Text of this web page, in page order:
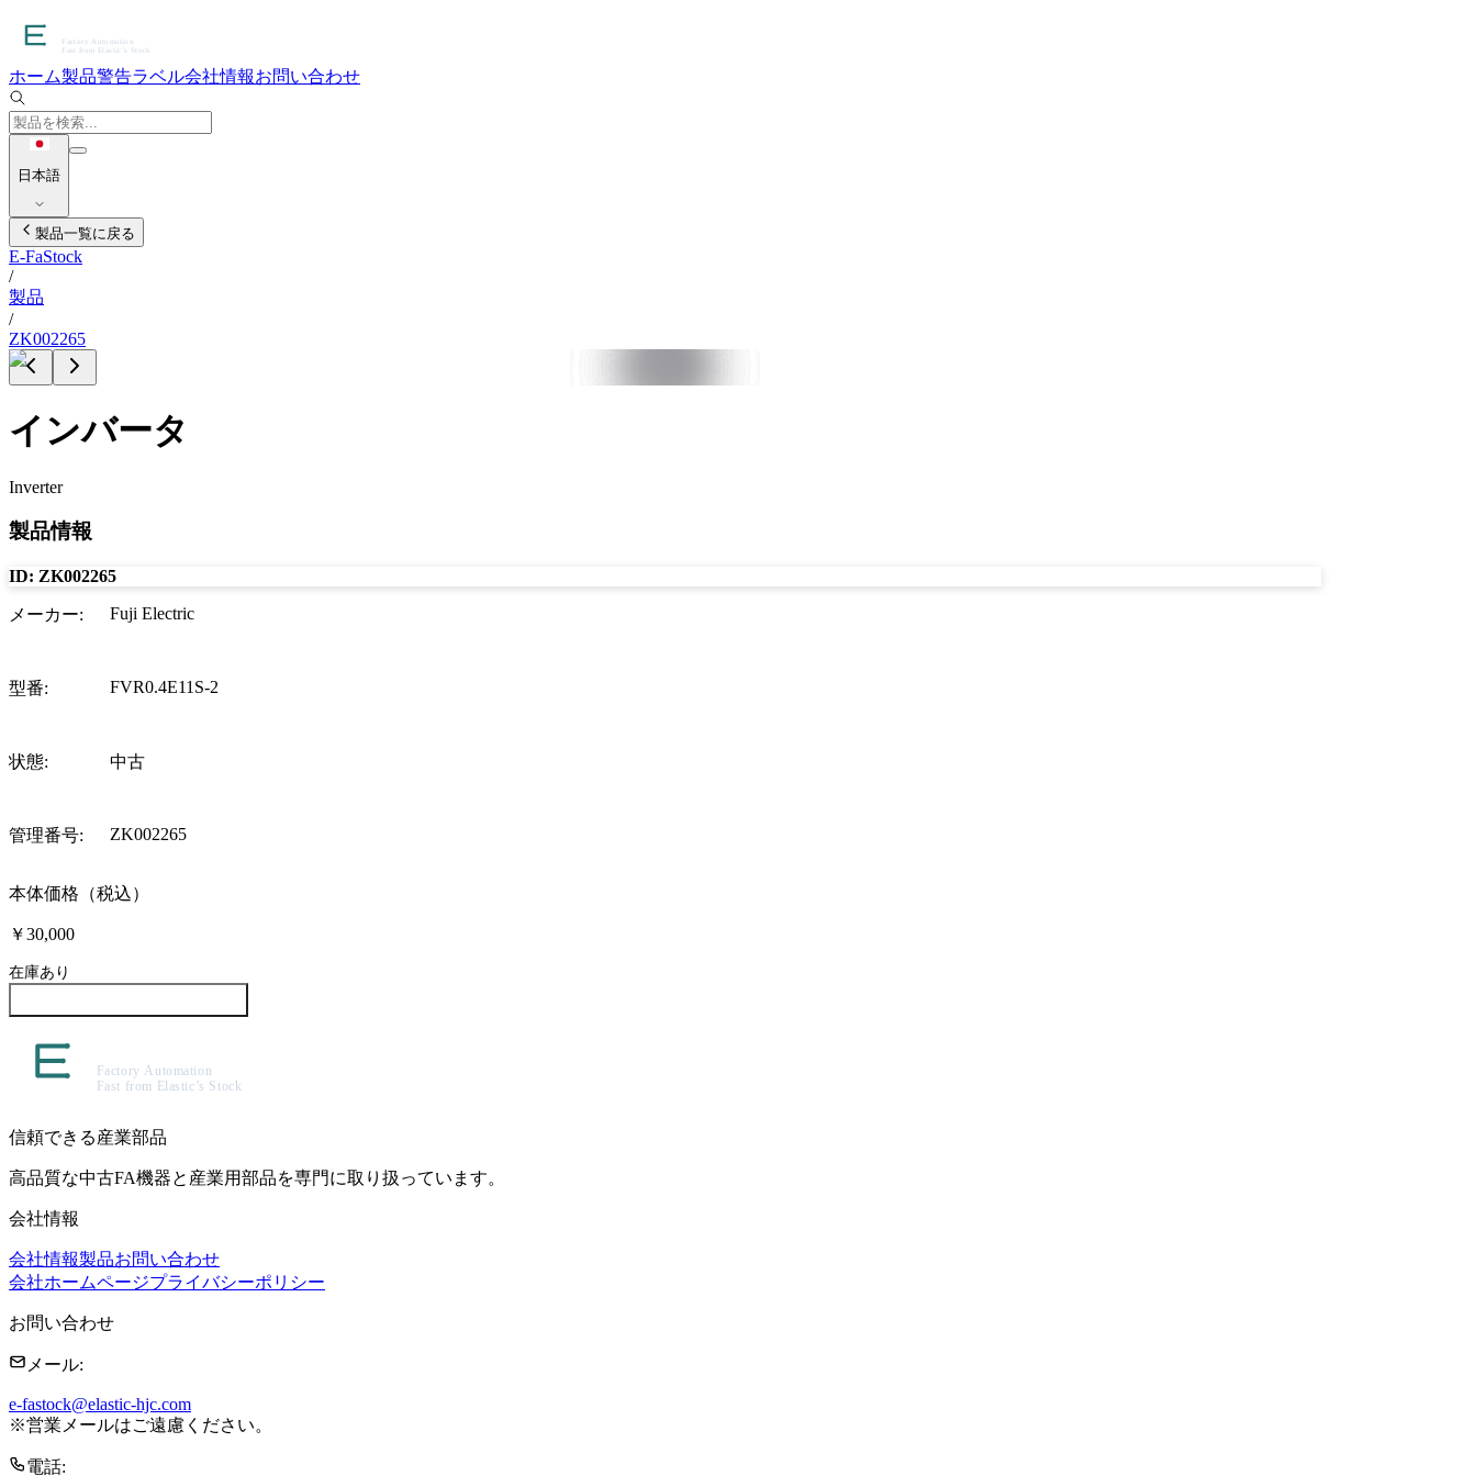
ホーム製品警告ラベル会社情報お問い合わせ
日本語
製品一覧に戻る
E-FaStock
/
製品
/
ZK002265
インバータ
Inverter
製品情報
ID: ZK002265
メーカー: Fuji Electric
型番: FVR0.4E11S-2
状態: 中古
管理番号: ZK002265
本体価格（税込）
￥30,000
在庫あり
信頼できる産業部品
高品質な中古FA機器と産業用部品を専門に取り扱っています。
会社情報
会社情報製品お問い合わせ
会社ホームページプライバシーポリシー
お問い合わせ
メール:
e-fastock@elastic-hjc.com
※営業メールはご遠慮ください。
電話: